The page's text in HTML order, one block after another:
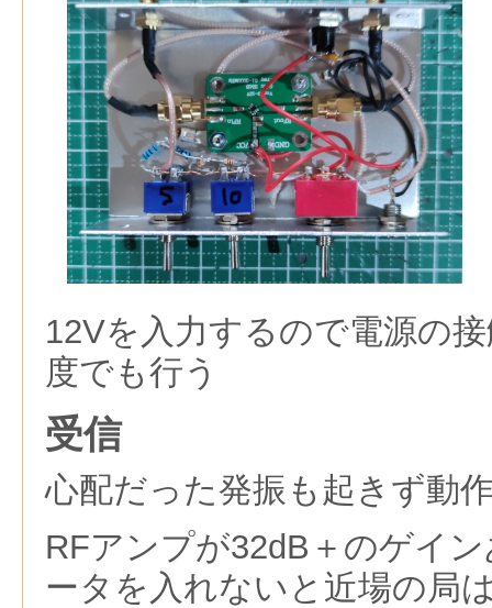
12Vを入力するので電源の
度でも行う
受信
心配だった発振も起きず動
RFアンプが32dB＋のゲイ
ータを入れないと近場の局